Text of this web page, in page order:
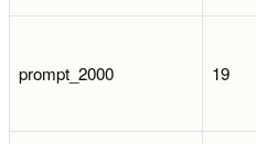
prompt_2000 19